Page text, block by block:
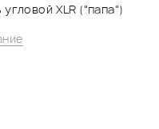
XLR ("папа")